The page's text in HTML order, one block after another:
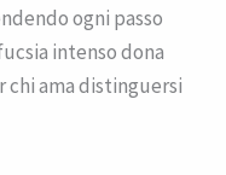
ogni passo
intenso dona
ama distinguersi